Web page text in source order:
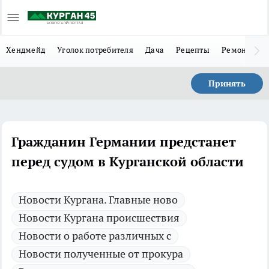
Хендмейд Уголок потребителя Дача Рецепты Ремонт
Принять
Гражданин Германии предстанет
перед судом в Курганской области
Новости Кургана. Главные ново
Новости Кургана происшествия
Новости о работе различных с
Новости полученные от прокура